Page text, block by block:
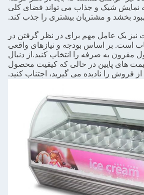
نمایش شیک و جذاب می تواند فضای کلی
بخشد و مشتریان بیشتری را جذب کند.
نیز یک عامل مهم برای در نظر گرفتن در
است. بر اساس بودجه و نیازهای واقعی
مقرون به صرفه را انتخاب کنید.از دنبال
های پایین در حالی که کیفیت محصول
فروش را نادیده می گیرید، اجتناب کنید.